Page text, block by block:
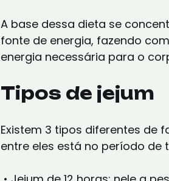
A base dessa dieta se
fonte de energia, fazendo
energia necessária para o
Tipos de jejum
Existem 3 tipos diferentes de
entre eles está no período de